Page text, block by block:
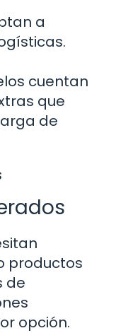
a
cuentan
que
de
productos
de
opción.